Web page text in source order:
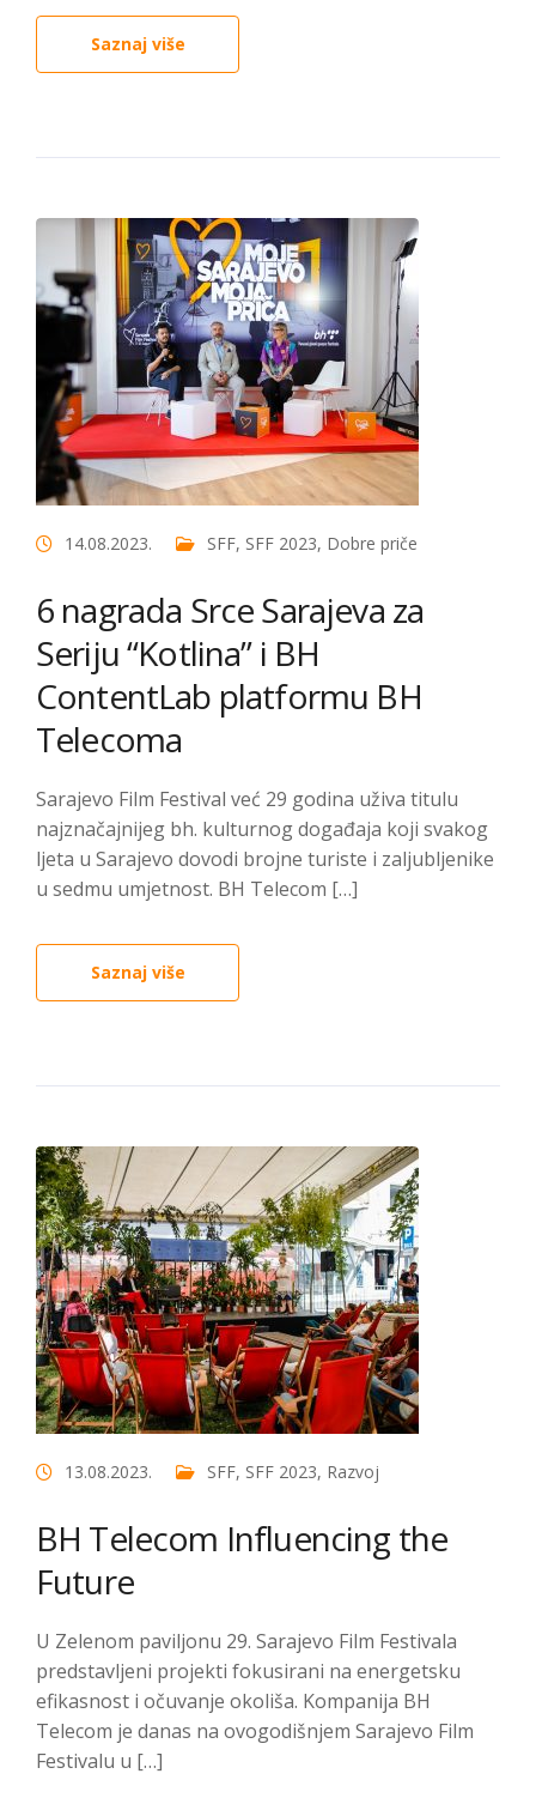
Saznaj više
14.08.2023. SFF, SFF 2023, Dobre priče
6 nagrada Srce Sarajeva za
Seriju “Kotlina” i BH
ContentLab platformu BH
Telecoma
Sarajevo Film Festival već 29 godina uživa titulu
najznačajnijeg bh. kulturnog događaja koji svakog
ljeta u Sarajevo dovodi brojne turiste i zaljubljenike
u sedmu umjetnost. BH Telecom […]
Saznaj više
13.08.2023. SFF, SFF 2023, Razvoj
BH Telecom Influencing the
Future
U Zelenom paviljonu 29. Sarajevo Film Festivala
predstavljeni projekti fokusirani na energetsku
efikasnost i očuvanje okoliša. Kompanija BH
Telecom je danas na ovogodišnjem Sarajevo Film
Festivalu u […]